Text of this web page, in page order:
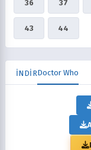
36 37
43 44
İNDİRDoctor Who